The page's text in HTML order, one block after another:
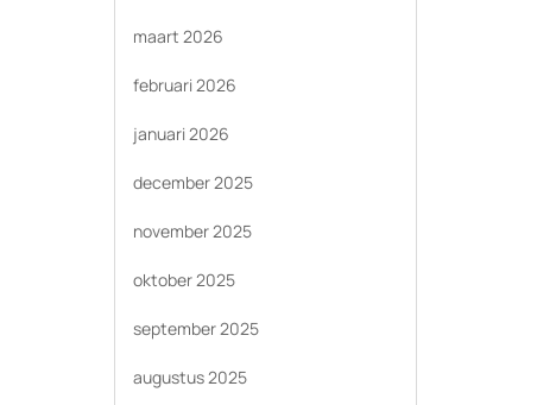
maart 2026
februari 2026
januari 2026
december 2025
november 2025
oktober 2025
september 2025
augustus 2025